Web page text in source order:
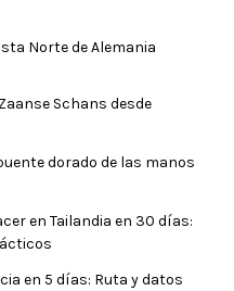
Norte de Alemania
Schans desde
dorado de las manos
en Tailandia en 30 días:
en 5 días: Ruta y datos